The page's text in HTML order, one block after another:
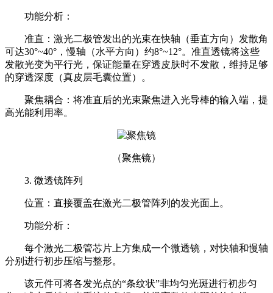
功能分析：
准直：激光二极管发出的光束在快轴（垂直方向）发散角
可达30°~40°，慢轴（水平方向）约8°~12°。准直透镜将这些
发散光变为平行光，保证能量在穿透皮肤时不发散，维持足够
的穿透深度（真皮层毛囊位置）。
聚焦耦合：将准直后的光束聚焦进入光导棒的输入端，提
高光能利用率。
（聚焦镜）
3. 微透镜阵列
位置：直接覆盖在激光二极管阵列的发光面上。
功能分析：
每个激光二极管芯片上方集成一个微透镜，对快轴和慢轴
分别进行初步压缩与整形。
该元件可将各发光点的“条纹状”非均匀光斑进行初步匀